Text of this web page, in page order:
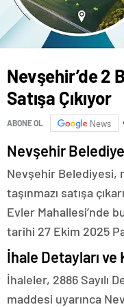
Nevşehir’de 2
Satışa Çıkıyor
ABONE OL News
Nevşehir
Nevşehir Belediyesi,
taşınmazı satışa
Evler Mahallesi’nde
tarihi 27 Ekim 2025
İhale Detayları ve
İhaleler, 2886 Sayılı
maddesi uyarınca